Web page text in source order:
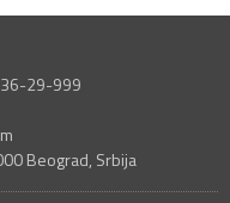
29-999
Beograd, Srbija